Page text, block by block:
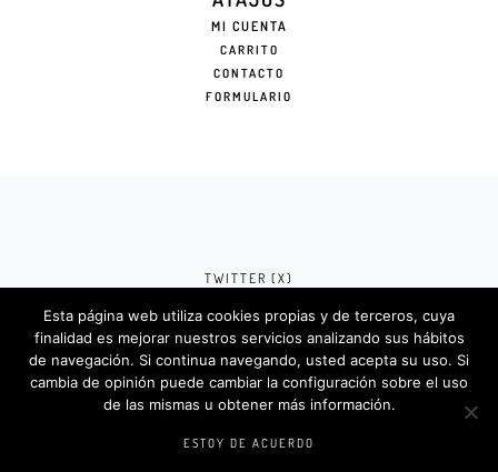
MI CUENTA
CARRITO
CONTACTO
FORMULARIO
TWITTER (X)
FACEBOOK (META)
INSTAGRAM
Rotulosdecorativos.com © 2024. Diseño &
Codigos porCreatelo.com.es
Esta página web utiliza cookies propias y de terceros, cuya
finalidad es mejorar nuestros servicios analizando sus hábitos
de navegación. Si continua navegando, usted acepta su uso. Si
cambia de opinión puede cambiar la configuración sobre el uso
de las mismas u obtener más información.
ESTOY DE ACUERDO